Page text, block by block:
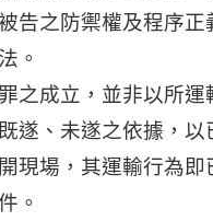
告之防禦權及程序
。
之成立，並非以所
遂、未遂之依據，
現場，其運輸行為
。